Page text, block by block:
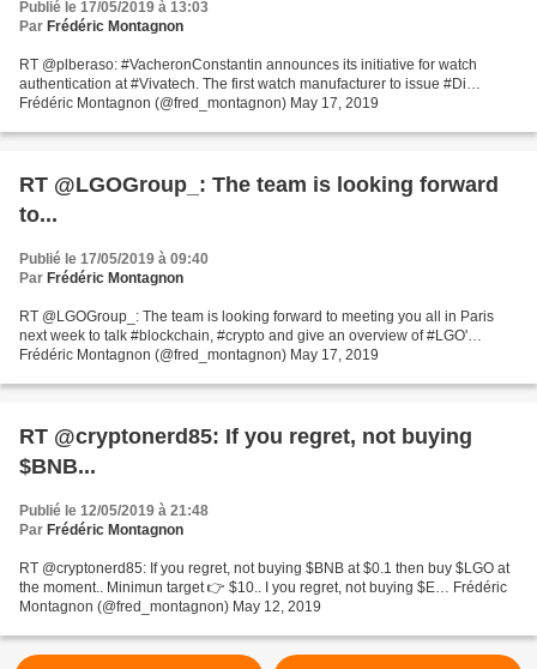
Publié le 17/05/2019 à 13:03
Par Frédéric Montagnon
RT @plberaso: #VacheronConstantin announces its initiative for watch
authentication at #Vivatech. The first watch manufacturer to issue #Di…
Frédéric Montagnon (@fred_montagnon) May 17, 2019
RT @LGOGroup_: The team is looking forward
to...
Publié le 17/05/2019 à 09:40
Par Frédéric Montagnon
RT @LGOGroup_: The team is looking forward to meeting you all in Paris
next week to talk #blockchain, #crypto and give an overview of #LGO'…
Frédéric Montagnon (@fred_montagnon) May 17, 2019
RT @cryptonerd85: If you regret, not buying
$BNB...
Publié le 12/05/2019 à 21:48
Par Frédéric Montagnon
RT @cryptonerd85: If you regret, not buying $BNB at $0.1 then buy $LGO at
the moment.. Minimun target 👉 $10.. I you regret, not buying $E… Frédéric
Montagnon (@fred_montagnon) May 12, 2019